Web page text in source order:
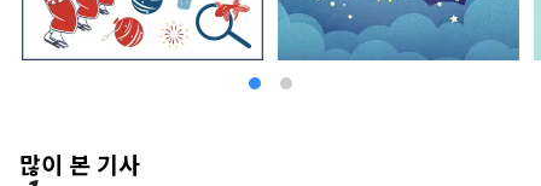
많이 본 기사